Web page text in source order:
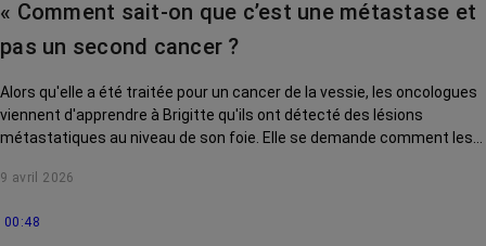
« Comment sait-on que c’est une métastase et
pas un second cancer ?
Alors qu'elle a été traitée pour un cancer de la vessie, les oncologues
viennent d'apprendre à Brigitte qu'ils ont détecté des lésions
métastatiques au niveau de son foie. Elle se demande comment les
première et qu'il ne s'agit pas d'un nouveau cancer. Le Pr Mahasti
9 avril 2026
00:48